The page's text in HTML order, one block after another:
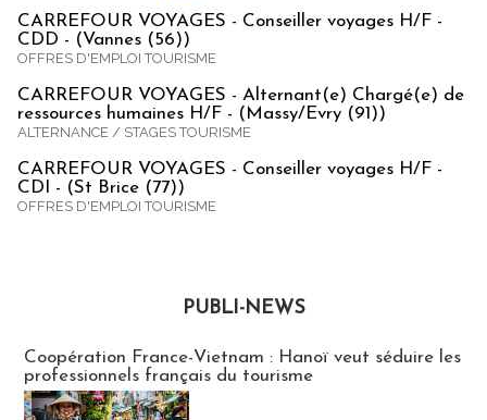
CARREFOUR VOYAGES - Conseiller voyages H/F -
CDD - (Vannes (56))
OFFRES D'EMPLOI TOURISME
CARREFOUR VOYAGES - Alternant(e) Chargé(e) de
ressources humaines H/F - (Massy/Evry (91))
ALTERNANCE / STAGES TOURISME
CARREFOUR VOYAGES - Conseiller voyages H/F -
CDI - (St Brice (77))
OFFRES D'EMPLOI TOURISME
PUBLI-NEWS
Coopération France-Vietnam : Hanoï veut séduire les
professionnels français du tourisme